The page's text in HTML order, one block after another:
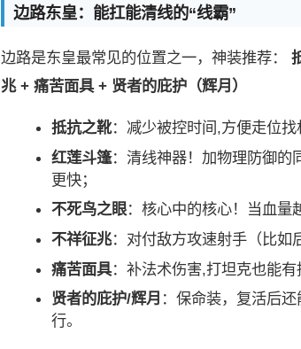
边路东皇：能扛能清线的“线霸”
边路是东皇最常见的位置之一，神装推荐：
兆 + 痛苦面具 + 贤者的庇护（辉月）
抵抗之靴：减少被控时间,方便走位找
红莲斗篷：清线神器！加物理防御的
更快；
不死鸟之眼：核心中的核心！当血量
不祥征兆：对付敌方攻速射手（比如
痛苦面具：补法术伤害,打坦克也能有
贤者的庇护/辉月 ：保命装，复活后
行。